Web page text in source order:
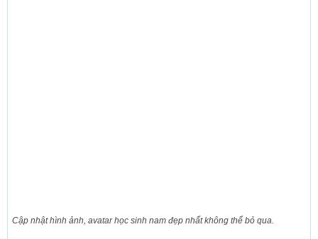
Cập nhật hình ảnh, avatar học sinh nam đẹp nhất không thể bỏ qua.